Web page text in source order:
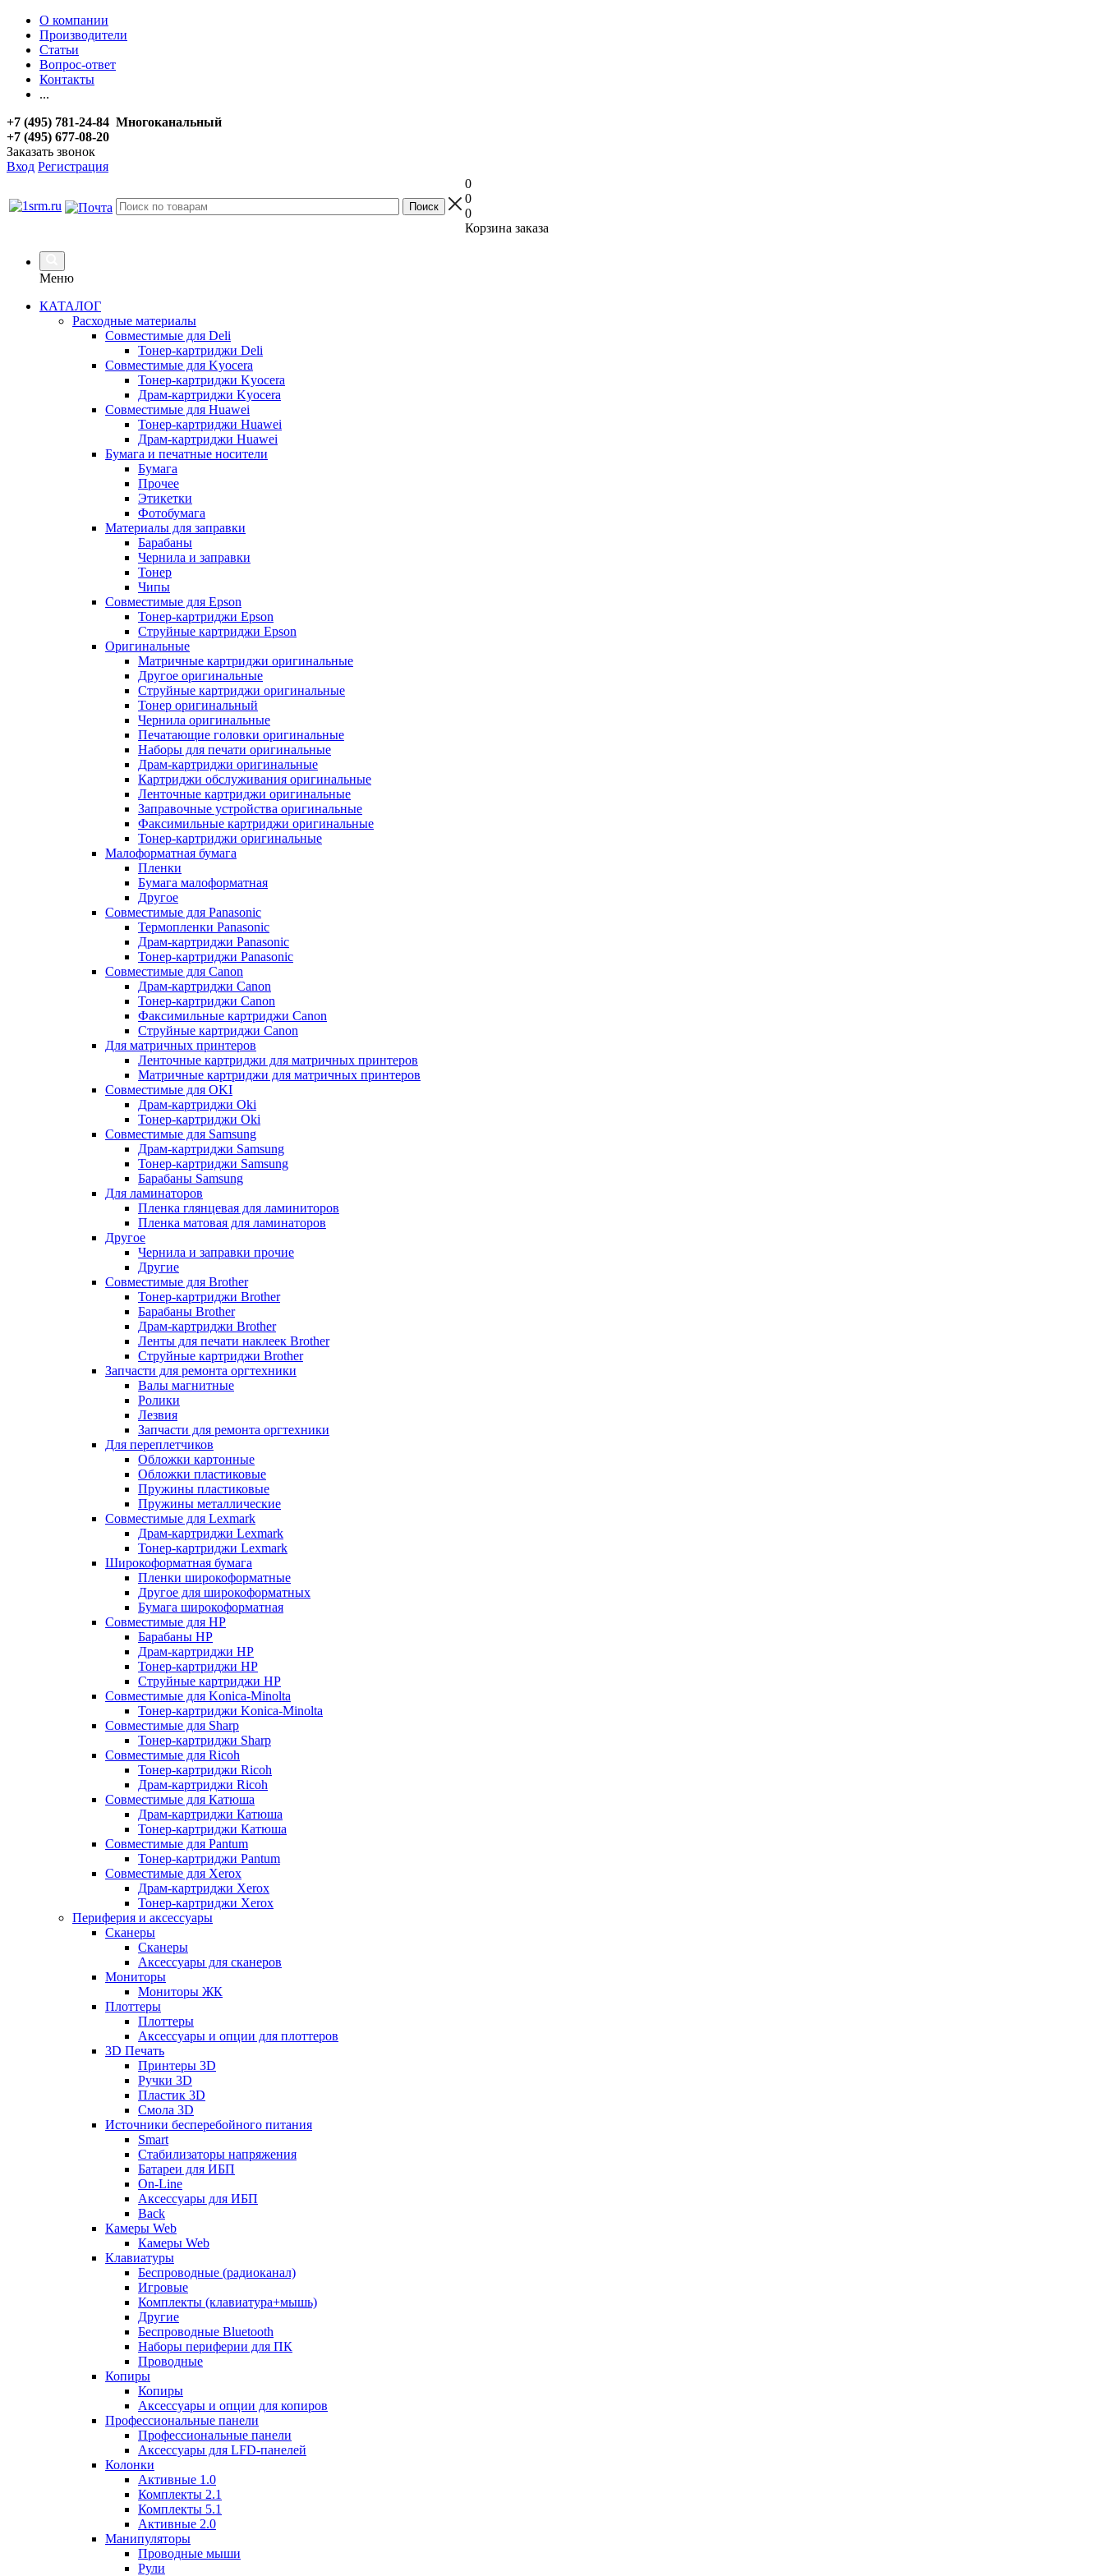
О компании
Производители
Статьи
Вопрос-ответ
Контакты
...
+7 (495) 781-24-84 Многоканальный
+7 (495) 677-08-20
Заказать звонок
Вход Регистрация
0
0
0
Корзина заказа
Меню
КАТАЛОГ
Расходные материалы
Совместимые для Deli
Тонер-картриджи Deli
Совместимые для Kyocera
Тонер-картриджи Kyocera
Драм-картриджи Kyocera
Совместимые для Huawei
Тонер-картриджи Huawei
Драм-картриджи Huawei
Бумага и печатные носители
Бумага
Прочее
Этикетки
Фотобумага
Материалы для заправки
Барабаны
Чернила и заправки
Тонер
Чипы
Совместимые для Epson
Тонер-картриджи Epson
Струйные картриджи Epson
Оригинальные
Матричные картриджи оригинальные
Другое оригинальные
Струйные картриджи оригинальные
Тонер оригинальный
Чернила оригинальные
Печатающие головки оригинальные
Наборы для печати оригинальные
Драм-картриджи оригинальные
Картриджи обслуживания оригинальные
Ленточные картриджи оригинальные
Заправочные устройства оригинальные
Факсимильные картриджи оригинальные
Тонер-картриджи оригинальные
Малоформатная бумага
Пленки
Бумага малоформатная
Другое
Совместимые для Panasonic
Термопленки Panasonic
Драм-картриджи Panasonic
Тонер-картриджи Panasonic
Совместимые для Canon
Драм-картриджи Canon
Тонер-картриджи Canon
Факсимильные картриджи Canon
Струйные картриджи Canon
Для матричных принтеров
Ленточные картриджи для матричных принтеров
Матричные картриджи для матричных принтеров
Совместимые для OKI
Драм-картриджи Oki
Тонер-картриджи Oki
Совместимые для Samsung
Драм-картриджи Samsung
Тонер-картриджи Samsung
Барабаны Samsung
Для ламинаторов
Пленка глянцевая для ламиниторов
Пленка матовая для ламинаторов
Другое
Чернила и заправки прочие
Другие
Совместимые для Brother
Тонер-картриджи Brother
Барабаны Brother
Драм-картриджи Brother
Ленты для печати наклеек Brother
Струйные картриджи Brother
Запчасти для ремонта оргтехники
Валы магнитные
Ролики
Лезвия
Запчасти для ремонта оргтехники
Для переплетчиков
Обложки картонные
Обложки пластиковые
Пружины пластиковые
Пружины металлические
Совместимые для Lexmark
Драм-картриджи Lexmark
Тонер-картриджи Lexmark
Широкоформатная бумага
Пленки широкоформатные
Другое для широкоформатных
Бумага широкоформатная
Совместимые для HP
Барабаны HP
Драм-картриджи HP
Тонер-картриджи HP
Струйные картриджи HP
Совместимые для Konica-Minolta
Тонер-картриджи Konica-Minolta
Совместимые для Sharp
Тонер-картриджи Sharp
Совместимые для Ricoh
Тонер-картриджи Ricoh
Драм-картриджи Ricoh
Совместимые для Катюша
Драм-картриджи Катюша
Тонер-картриджи Катюша
Совместимые для Pantum
Тонер-картриджи Pantum
Совместимые для Xerox
Драм-картриджи Xerox
Тонер-картриджи Xerox
Периферия и аксессуары
Сканеры
Сканеры
Аксессуары для сканеров
Мониторы
Мониторы ЖК
Плоттеры
Плоттеры
Аксессуары и опции для плоттеров
3D Печать
Принтеры 3D
Ручки 3D
Пластик 3D
Смола 3D
Источники бесперебойного питания
Smart
Стабилизаторы напряжения
Батареи для ИБП
On-Line
Аксессуары для ИБП
Back
Камеры Web
Камеры Web
Клавиатуры
Беспроводные (радиоканал)
Игровые
Комплекты (клавиатура+мышь)
Другие
Беспроводные Bluetooth
Наборы периферии для ПК
Проводные
Копиры
Копиры
Аксессуары и опции для копиров
Профессиональные панели
Профессиональные панели
Аксессуары для LFD-панелей
Колонки
Активные 1.0
Комплекты 2.1
Комплекты 5.1
Активные 2.0
Манипуляторы
Проводные мыши
Рули